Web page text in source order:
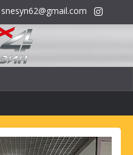
snesyn62@gmail.com